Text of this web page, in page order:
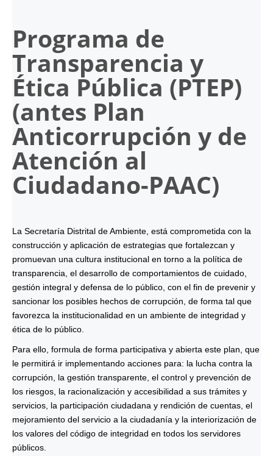
Programa de
Transparencia y
Ética Pública (PTEP)
(antes Plan
Anticorrupción y de
Atención al
Ciudadano-PAAC)
La Secretaría Distrital de Ambiente, está comprometida con la
construcción y aplicación de estrategias que fortalezcan y
promuevan una cultura institucional en torno a la política de
transparencia, el desarrollo de comportamientos de cuidado,
gestión integral y defensa de lo público, con el fin de prevenir y
sancionar los posibles hechos de corrupción, de forma tal que
favorezca la institucionalidad en un ambiente de integridad y
ética de lo público.
Para ello, formula de forma participativa y abierta este plan, que
le permitirá ir implementando acciones para: la lucha contra la
corrupción, la gestión transparente, el control y prevención de
los riesgos, la racionalización y accesibilidad a sus trámites y
servicios, la participación ciudadana y rendición de cuentas, el
mejoramiento del servicio a la ciudadanía y la interiorización de
los valores del código de integridad en todos los servidores
públicos.